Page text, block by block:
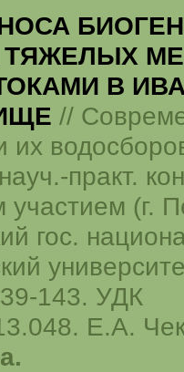
В
//
их
практ.
(г.
гос.
143. УДК
Е.А.